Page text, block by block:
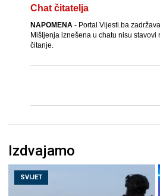
Chat čitatelja
NAPOMENA- Portal Vijesti.ba
Mišljenja iznešena u chatu nisu
čitanje.
Izdvajamo
SVIJET